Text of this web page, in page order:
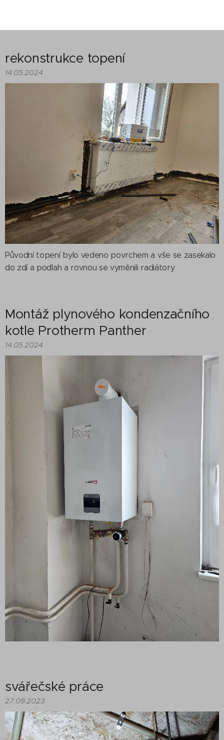
rekonstrukce topení
14.05.2024
Původní topení bylo vedeno povrchem a vše se zasekalo
do zdí a podlah a rovnou se vyměnili radiátory
Montáž plynového kondenzačního
kotle Protherm Panther
14.05.2024
svářečské práce
27.09.2023